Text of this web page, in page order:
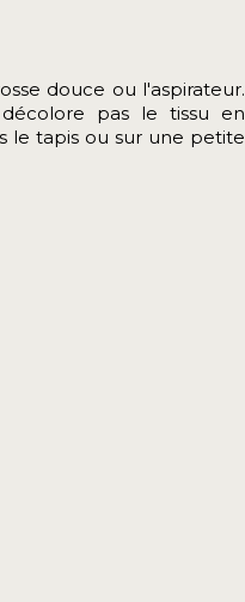
douce ou l'aspirateur.
pas le tissu en
le tapis ou sur une petite